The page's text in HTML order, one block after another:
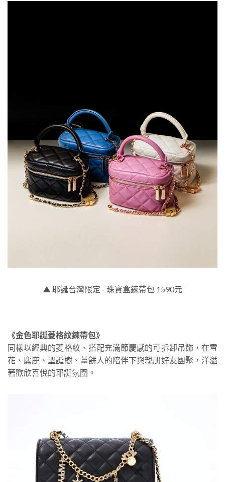
▲ 耶誕台灣限定 - 珠寶盒鍊帶包 1590元
《金色耶誕菱格紋鍊帶包》
同樣以經典的菱格紋、搭配充滿節慶感的可拆卸吊飾，在雪
花、麋鹿、聖誕樹、薑餅人的陪伴下與親朋好友團聚，洋溢
著歡欣喜悅的耶誕氛圍。